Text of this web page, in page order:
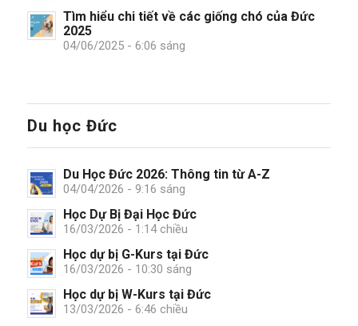
Tìm hiểu chi tiết về các giống chó của Đức
2025
04/06/2025 - 6:06 sáng
Du học Đức
Du Học Đức 2026: Thông tin từ A-Z
04/04/2026 - 9:16 sáng
Học Dự Bị Đại Học Đức
16/03/2026 - 1:14 chiều
Học dự bị G-Kurs tại Đức
16/03/2026 - 10:30 sáng
Học dự bị W-Kurs tại Đức
13/03/2026 - 6:46 chiều